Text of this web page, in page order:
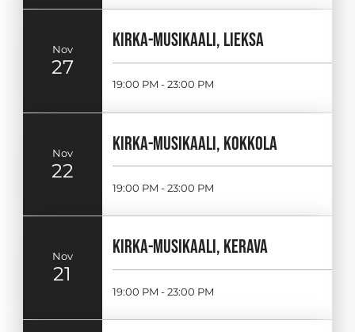
Nov
27
KIRKA-MUSIKAALI, LIEKSA
19:00 PM - 23:00 PM
Nov
22
KIRKA-MUSIKAALI, KOKKOLA
19:00 PM - 23:00 PM
Nov
21
KIRKA-MUSIKAALI, KERAVA
19:00 PM - 23:00 PM